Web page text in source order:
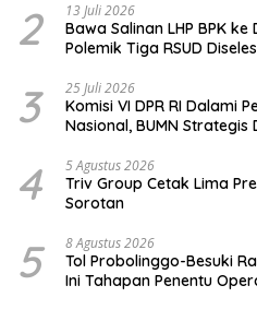
2 13 Juli 2026
Bawa Salinan LHP BPK
Polemik Tiga RSUD
3 25 Juli 2026
Komisi VI DPR RI Dalami
Nasional, BUMN Strategis
4 5 Agustus 2026
Triv Group Cetak Lima
Sorotan
5 8 Agustus 2026
Tol Probolinggo-Besuki
Ini Tahapan Penentu